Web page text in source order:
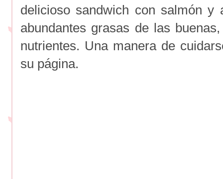
delicioso sandwich con salmón y
abundantes grasas de las
nutrientes. Una manera de
su página.